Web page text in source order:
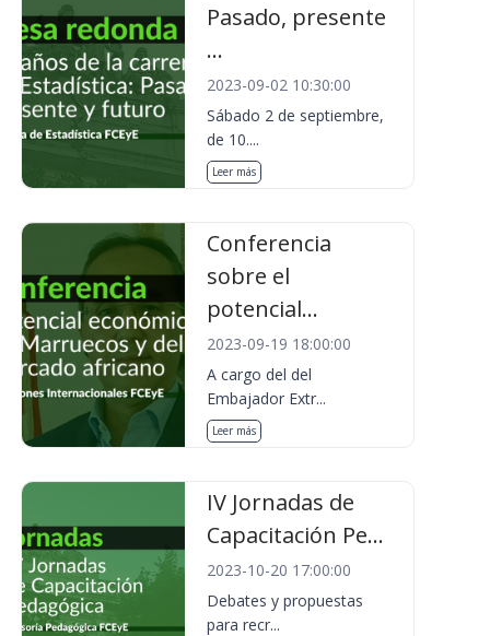
Pasado, presente
...
2023-09-02 10:30:00
Sábado 2 de septiembre,
de 10....
Leer más
Conferencia
sobre el
potencial...
2023-09-19 18:00:00
A cargo del del
Embajador Extr...
Leer más
IV Jornadas de
Capacitación Pe...
2023-10-20 17:00:00
Debates y propuestas
para recr...